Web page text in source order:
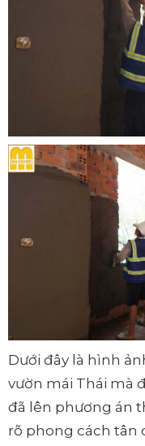
Dưới đây là hình
vườn mái Thái mà
đã lên phương án
rõ phong cách tân